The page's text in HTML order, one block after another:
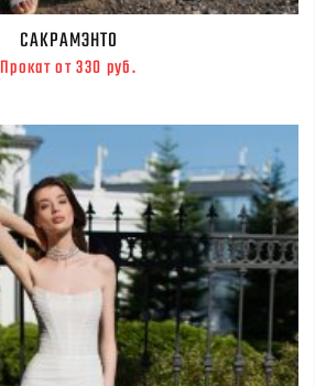
САКРАМЭНТО
Прокат от 330 руб.